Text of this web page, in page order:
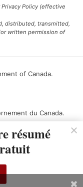
Policy (effective
distributed, transmitted,
written permission of
of Canada.
du Canada.
résumé